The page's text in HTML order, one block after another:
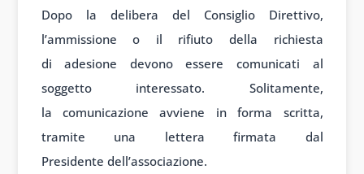
Dopo la delibera del Consiglio Direttivo,
l’ammissione o il rifiuto della richiesta
di adesione devono essere comunicati al
soggetto interessato. Solitamente,
la comunicazione avviene in forma scritta,
tramite una lettera firmata dal
Presidente dell’associazione.